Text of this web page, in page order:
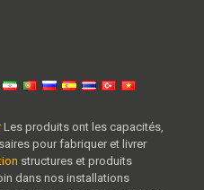
Les produits ont les capacités,
pour fabriquer et livrer
structures et produits
dans nos installations